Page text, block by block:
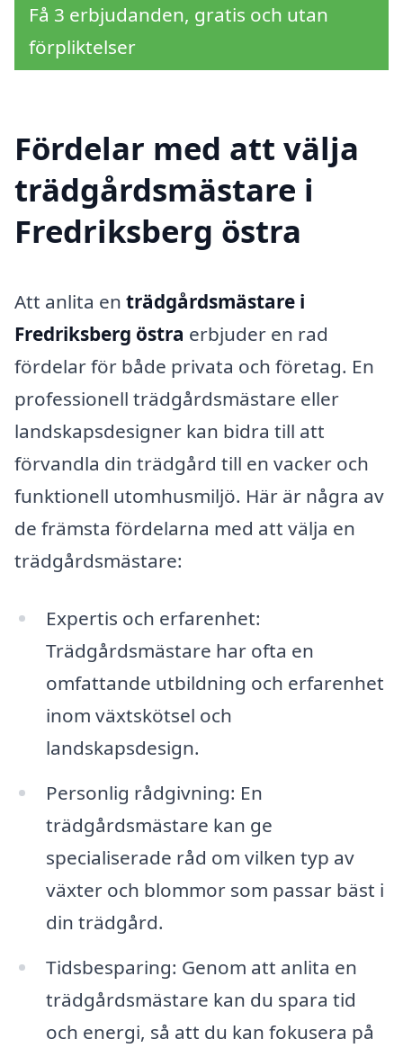
Få 3 erbjudanden, gratis och utan
förpliktelser
Fördelar med att välja
trädgårdsmästare i
Fredriksberg östra
Att anlita en trädgårdsmästare i
Fredriksberg östra erbjuder en rad
fördelar för både privata och företag. En
professionell trädgårdsmästare eller
landskapsdesigner kan bidra till att
förvandla din trädgård till en vacker och
funktionell utomhusmiljö. Här är några av
de främsta fördelarna med att välja en
trädgårdsmästare:
Expertis och erfarenhet:
Trädgårdsmästare har ofta en
omfattande utbildning och erfarenhet
inom växtskötsel och
landskapsdesign.
Personlig rådgivning: En
trädgårdsmästare kan ge
specialiserade råd om vilken typ av
växter och blommor som passar bäst i
din trädgård.
Tidsbesparing: Genom att anlita en
trädgårdsmästare kan du spara tid
och energi, så att du kan fokusera på